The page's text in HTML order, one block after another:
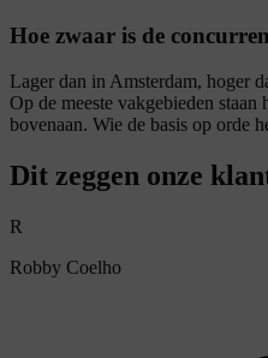
Hoe zwaar is de
Lager dan in Amsterdam, hoger
Op de meeste vakgebieden staan
bovenaan. Wie de basis op orde
Dit zeggen onze
R
Robby Coelho